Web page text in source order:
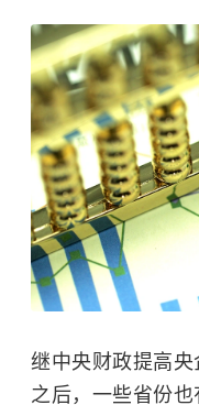
继中央财政提高央
之后，一些省份